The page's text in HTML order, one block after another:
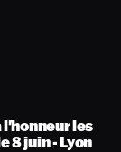
l'honneur les
8 juin - Lyon